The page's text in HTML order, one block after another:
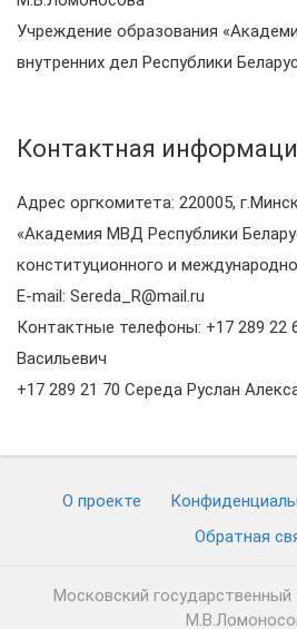
Учреждение образования
внутренних дел Республики
Контактная
Адрес оргкомитета: 220005,
«Академия МВД Республики
конституционного и
E-mail: Sereda_R@mail.ru
Контактные телефоны: +17 289 22
Васильевич
+17 289 21 70 Середа Руслан
О проекте
Обратная
Московский государственный